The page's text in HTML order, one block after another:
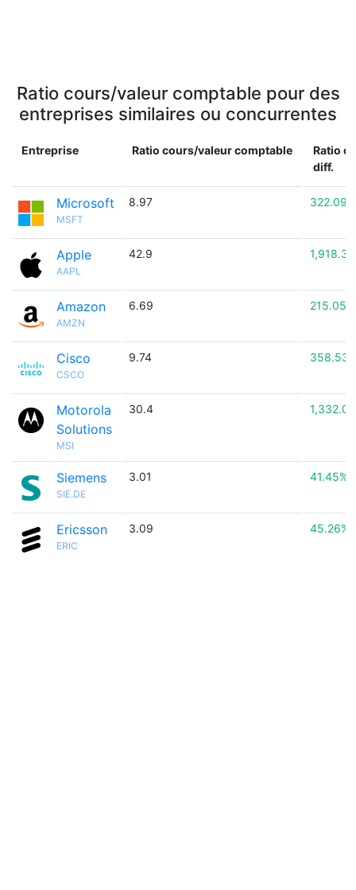
Ratio cours/valeur comptable pour des
entreprises similaires ou concurrentes
Entreprise Ratio cours/valeur comptable
Ratio
diff.
Microsoft
MSFT
8.97 322.09%
Apple
AAPL
42.9
Amazon
AMZN
6.69 215.05%
Cisco
CSCO
9.74
Motorola
Solutions
MSI
30.4
Siemens
SIE.DE
3.01 41.45%
Ericsson
ERIC
3.09 45.26%